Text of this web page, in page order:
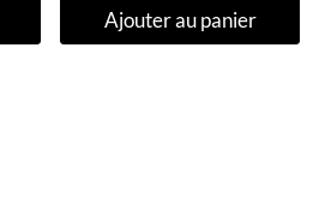
Ajouter au panier